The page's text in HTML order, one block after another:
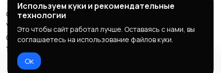
© 2026 Орен-АЙ - Авто | Недвижимость | Работа |
Услуги
Создал Карусов Е.С ООО "ЦПК" ИНН 5609203278 ОГРН
1235600008841
Правила сервиса
Используем куки и рекомендательные
технологии
Это чтобы сайт работал лучше. Оставаясь с нами, вы
соглашаетесь на использование файлов куки.
Ок